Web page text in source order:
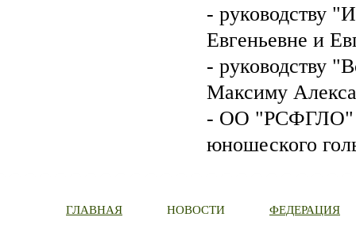
- руководству
Евгеньевне и
- руководству
Максиму
- ОО "РСФГЛО" -
юношеского
ГЛАВНАЯ НОВОСТИ ФЕДЕРАЦИЯ